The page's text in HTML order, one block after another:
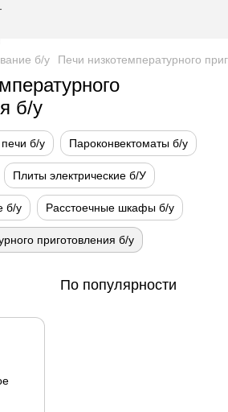
б/у Печи низкотемпературного
б/у
б/у Пароконвектоматы б/у
Плиты электрические б/У
б/у Расстоечные шкафы б/у
приготовления б/у
По популярности